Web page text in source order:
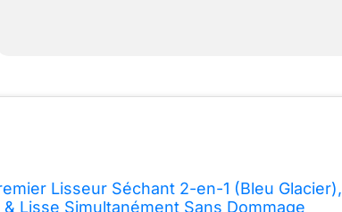
Lisseur Séchant 2-en-1 (Bleu Glacier),
Lisse Simultanément Sans Dommage